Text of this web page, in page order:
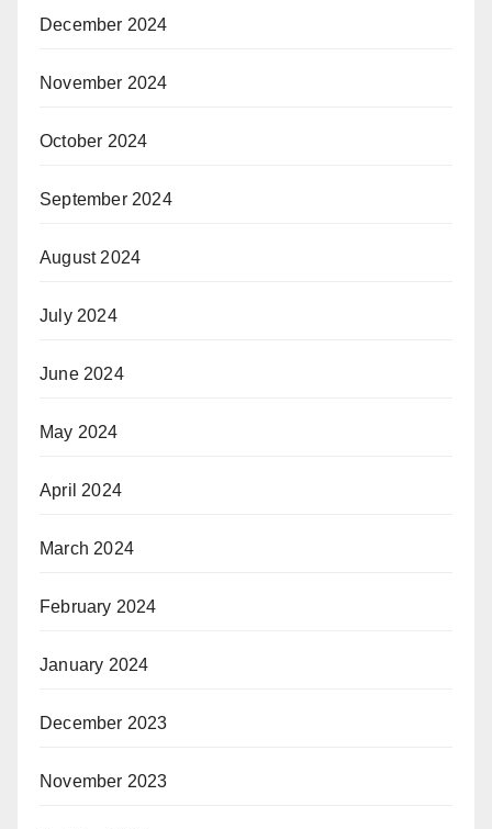
December 2024
November 2024
October 2024
September 2024
August 2024
July 2024
June 2024
May 2024
April 2024
March 2024
February 2024
January 2024
December 2023
November 2023